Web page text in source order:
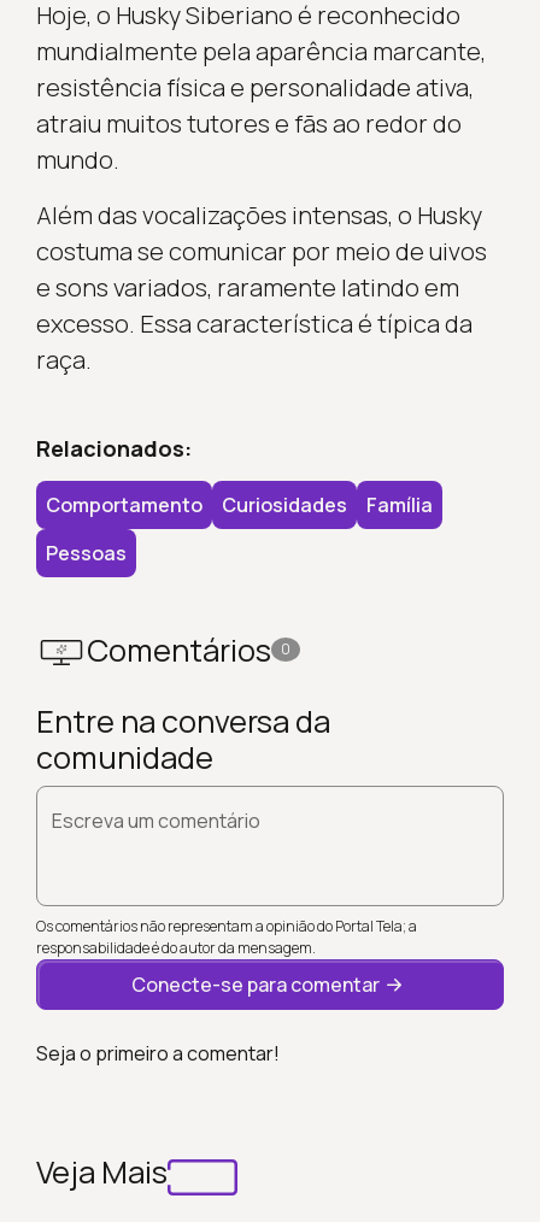
Hoje, o Husky Siberiano é reconhecido
mundialmente pela aparência marcante,
resistência física e personalidade ativa,
atraiu muitos tutores e fãs ao redor do
mundo.
Além das vocalizações intensas, o Husky
costuma se comunicar por meio de uivos
e sons variados, raramente latindo em
excesso. Essa característica é típica da
raça.
Relacionados:
Comportamento Curiosidades
Família
Pessoas
Comentários 0
Entre na conversa da
comunidade
Escreva um comentário
Os comentários não representam a opinião do Portal Tela; a
responsabilidade é do autor da mensagem.
Conecte-se para comentar
Seja o primeiro a comentar!
Veja Mais